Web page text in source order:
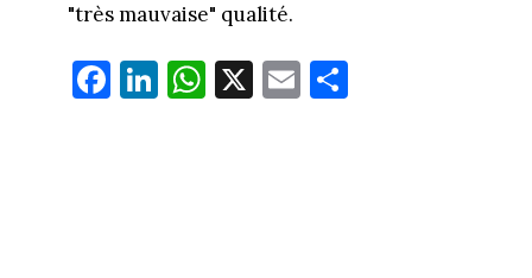
"très mauvaise" qualité.
Fa
ce
Li
nk
W
ha
X E
m
Pa